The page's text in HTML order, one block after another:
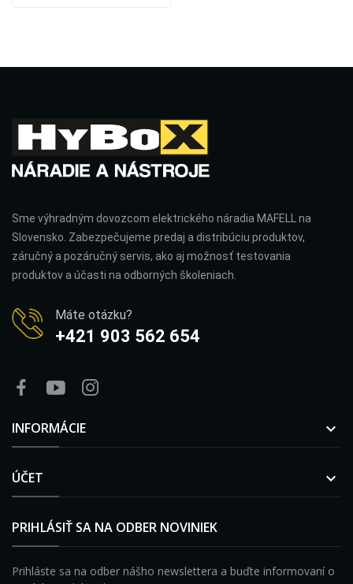
Sme výhradným dovozcom elektrického náradia MAFELL na
Slovensko. Zabezpečujeme predaj a distribúciu produktov,
záručný a pozáručný servis, ako aj možnosť testovania
produktov a účasti na odborných školeniach.
Máte otázku?
+421 903 562 654
INFORMÁCIE 
ÚČET 
PRIHLÁSIŤ SA NA ODBER NOVINIEK
Prihláste sa na odber nášho newslettera a buďte informovaní o